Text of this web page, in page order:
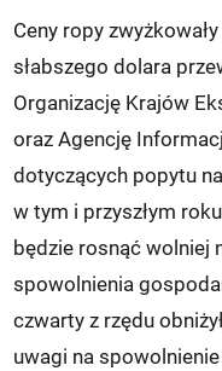
Ceny ropy
słabszego dolara
Organizację Krajów
oraz Agencję
dotyczących popytu
w tym i przyszłym
będzie rosnąć wolniej
spowolnienia
czwarty z rzędu
uwagi na